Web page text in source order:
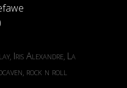
, Iris Alexandre, La
, rock n roll